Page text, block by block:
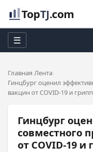
TopTJ.com
☰
Главная Лента
Гинцбург оценил
вакцин от COVID-19 и
Гинцбург
совместного
от COVID-19 и